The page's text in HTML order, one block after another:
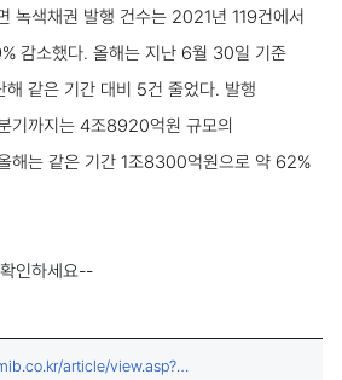
녹색채권 발행 건수는 2021년 119건에서
감소했다. 올해는 지난 6월 30일 기준
같은 기간 대비 5건 줄었다. 발행
기까지는 4조8920억원 규모의
해는 같은 기간 1조8300억원으로 약 62%
인하세요--
article/view.asp?